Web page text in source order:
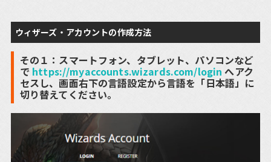
ウィザーズ・アカウントの作成方法
その１：スマートフォン、タブレット、パソコンなど
で https://myaccounts.wizards.com/login へアク
セスし、画面右下の言語設定から言語を「日本語」に
切り替えてください。